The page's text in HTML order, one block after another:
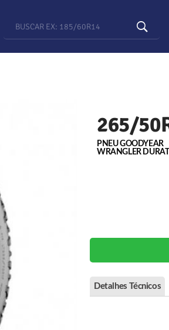
265/
PNEU GOODYEAR
WRANGLER
Detalhes Técnicos